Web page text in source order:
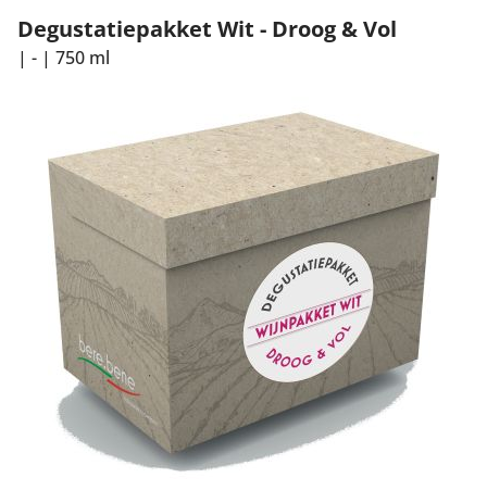
de druif. De persing is zacht en de fermentatie vindt
plaats onder een gecontroleerde temperatuur. De
en complexe aroma's van rijp wit en geel fruit en
bloemen, zoals hints van peer, abrikoos, citrus,
geroosterde hazelnoot, acacia, meidoorn en wat
honing. En de smaak volgt, zacht en evenwichtig met
een ondersteunend ziltig zuurtje.Een prachtige wijn die
het bv. perfect doet bij visgerechten, pasta met
groenten of antipasti. Een wijn die mooi op dronk is en
nog tegen een paar jaar evolutie kan.
Degustatiepakket Wit - Droog & Vol
| - | 750 ml